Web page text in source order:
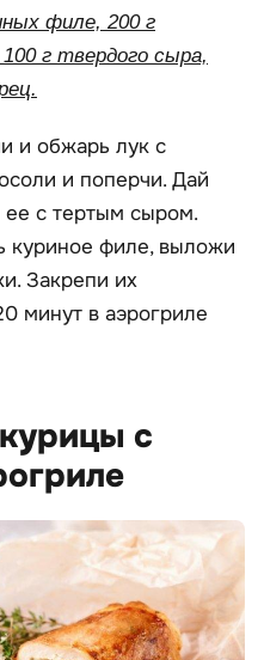
филе, 200 г
г твердого сыра,
и обжарь лук с
и поперчи. Дай
с тертым сыром.
куриное филе, выложи
Закрепи их
минут в аэрогриле
с